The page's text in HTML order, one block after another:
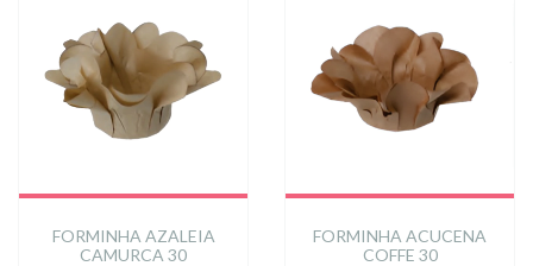
FORMINHA AZALEIA
CAMURCA 30
FORMINHA ACUCENA
COFFE 30